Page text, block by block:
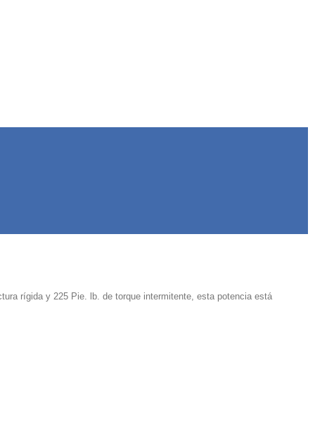
rígida y 225 Pie. lb. de torque intermitente, esta potencia está